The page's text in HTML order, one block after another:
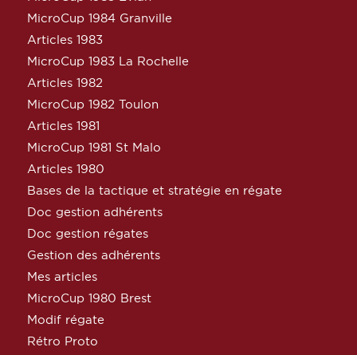
MicroCup 1984 Granville
Articles 1983
MicroCup 1983 La Rochelle
Articles 1982
MicroCup 1982 Toulon
Articles 1981
MicroCup 1981 St Malo
Articles 1980
Bases de la tactique et stratégie en régate
Doc gestion adhérents
Doc gestion régates
Gestion des adhérents
Mes articles
MicroCup 1980 Brest
Modif régate
Rétro Proto